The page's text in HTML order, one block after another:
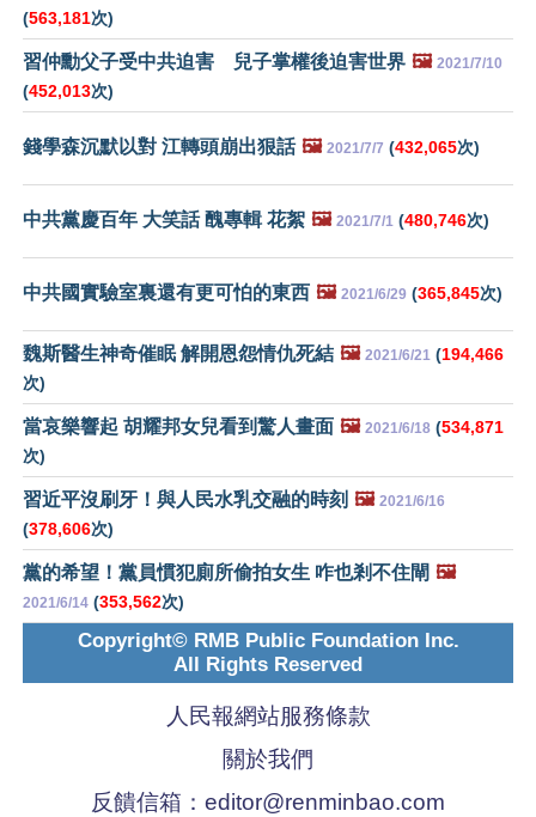
(563,181次)
習仲勳父子受中共迫害 兒子掌權後迫害世界 🖼️ 2021/7/10
(452,013次)
錢學森沉默以對 江轉頭崩出狠話 🖼️ 2021/7/7 (432,065次)
中共黨慶百年 大笑話 醜專輯 花絮 🖼️ 2021/7/1 (480,746次)
中共國實驗室裏還有更可怕的東西 🖼️ 2021/6/29 (365,845次)
魏斯醫生神奇催眠 解開恩怨情仇死結 🖼️ 2021/6/21 (194,466
次)
當哀樂響起 胡耀邦女兒看到驚人畫面 🖼️ 2021/6/18 (534,871
次)
習近平沒刷牙！與人民水乳交融的時刻 🖼️ 2021/6/16
(378,606次)
黨的希望！黨員慣犯廁所偷拍女生 咋也剎不住閘 🖼️
2021/6/14 (353,562次)
Copyright© RMB Public Foundation Inc.
All Rights Reserved
人民報網站服務條款
關於我們
反饋信箱： editor@renminbao.com